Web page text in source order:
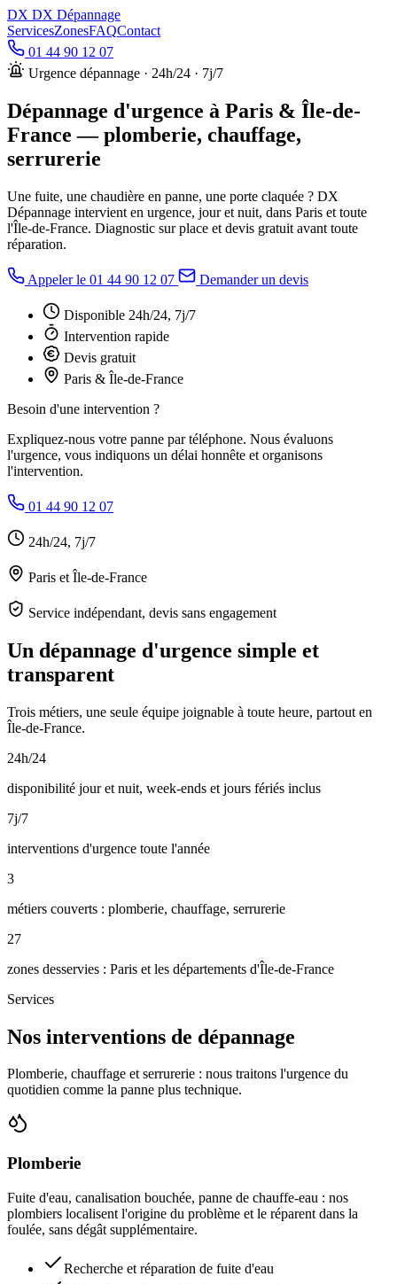
DX DX Dépannage
ServicesZonesFAQContact
01 44 90 12 07
Urgence dépannage · 24h/24 · 7j/7
Dépannage d'urgence à Paris & Île-de-
France— plomberie, chauffage,
serrurerie
Une fuite, une chaudière en panne, une porte claquée ? DX
Dépannage intervient en urgence, jour et nuit, dans Paris et toute
l'Île-de-France. Diagnostic sur place et devis gratuit avant toute
réparation.
Appeler le 01 44 90 12 07 Demander un devis
Disponible 24h/24, 7j/7
Intervention rapide
Devis gratuit
Paris & Île-de-France
Besoin d'une intervention ?
Expliquez-nous votre panne par téléphone. Nous évaluons
l'urgence, vous indiquons un délai honnête et organisons
l'intervention.
01 44 90 12 07
24h/24, 7j/7
Paris et Île-de-France
Service indépendant, devis sans engagement
Un dépannage d'urgence simple et
transparent
Trois métiers, une seule équipe joignable à toute heure, partout en
Île-de-France.
24h/24
disponibilité jour et nuit, week-ends et jours fériés inclus
7j/7
interventions d'urgence toute l'année
3
métiers couverts : plomberie, chauffage, serrurerie
27
zones desservies : Paris et les départements d'Île-de-France
Services
Nos interventions de dépannage
Plomberie, chauffage et serrurerie : nous traitons l'urgence du
quotidien comme la panne plus technique.
Plomberie
Fuite d'eau, canalisation bouchée, panne de chauffe-eau : nos
plombiers localisent l'origine du problème et le réparent dans la
foulée, sans dégât supplémentaire.
Recherche et réparation de fuite d'eau